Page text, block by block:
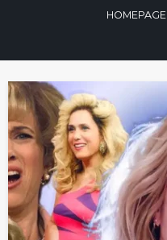
HOMEPAGE